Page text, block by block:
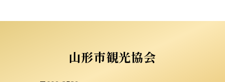
山形市観光協会